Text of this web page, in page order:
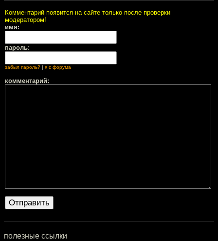
Комментарий появится на сайте только после проверки
модератором!
имя:
пароль:
забыл пароль? я с форума
комментарий:
полезные ссылки